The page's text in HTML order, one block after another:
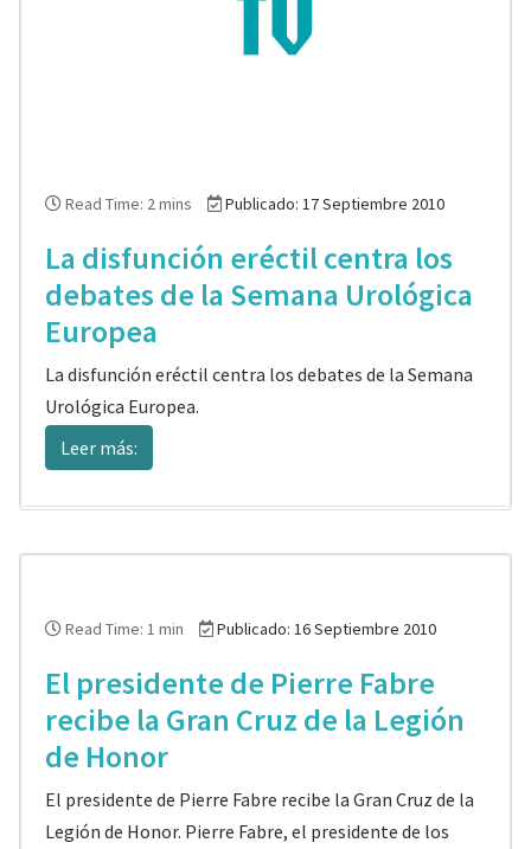
Read Time: 2 mins Publicado: 17 Septiembre 2010
La disfunción eréctil centra los
debates de la Semana Urológica
Europea
La disfunción eréctil centra los debates de la Semana
Urológica Europea.
Leer más:
Read Time: 1 min Publicado: 16 Septiembre 2010
El presidente de Pierre Fabre
recibe la Gran Cruz de la Legión
de Honor
El presidente de Pierre Fabre recibe la Gran Cruz de la
Legión de Honor. Pierre Fabre, el presidente de los